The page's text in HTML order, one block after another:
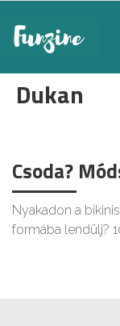
Dukan
Csoda?
Nyakadon a
formába lendülj?